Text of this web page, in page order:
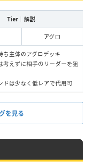
Tier｜解説
アグロ
ち主体のアグロデッキ
考えずに相手のリーダーを狙
ドは少なく低レアで代用可
を見る